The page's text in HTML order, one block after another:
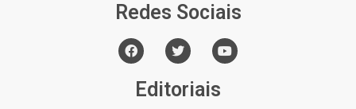
Redes Sociais
Editoriais